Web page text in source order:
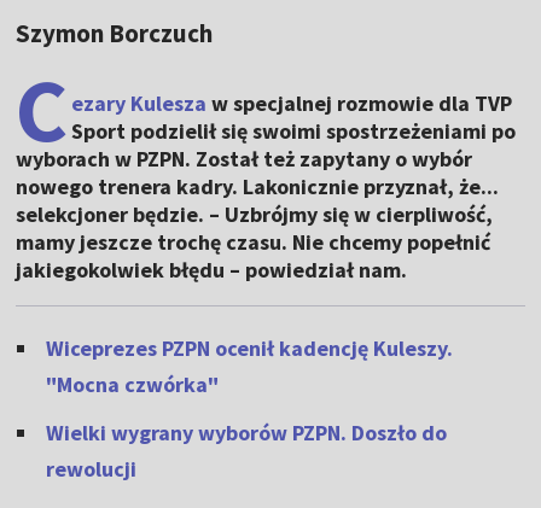
Szymon Borczuch
C ezary Kulesza w specjalnej rozmowie dla TVP
Sport podzielił się swoimi spostrzeżeniami po
wyborach w PZPN. Został też zapytany o wybór
nowego trenera kadry. Lakonicznie przyznał, że...
selekcjoner będzie. – Uzbrójmy się w cierpliwość,
mamy jeszcze trochę czasu. Nie chcemy popełnić
jakiegokolwiek błędu – powiedział nam.
Wiceprezes PZPN ocenił kadencję Kuleszy.
"Mocna czwórka"
Wielki wygrany wyborów PZPN. Doszło do
rewolucji